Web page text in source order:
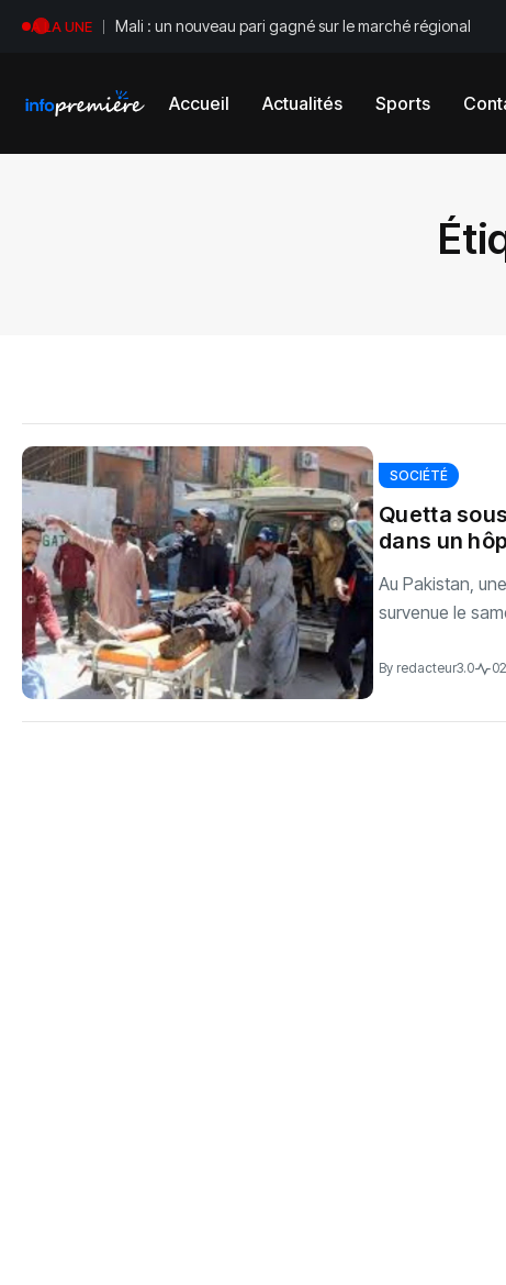
A LA UNE Mali : un nouveau pari gagné sur le marché régional
Accueil Actualités Sports
SOCIÉTÉ
Quetta
dans un
Au Pakistan,
survenue le
By redacteur3.0